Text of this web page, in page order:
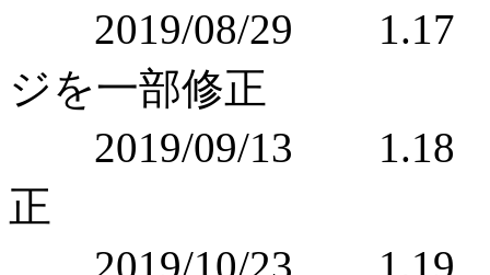
2019/08/29 1.17 4
ジを一部修正
2019/09/13 1.18
正
2019/10/23 1.19